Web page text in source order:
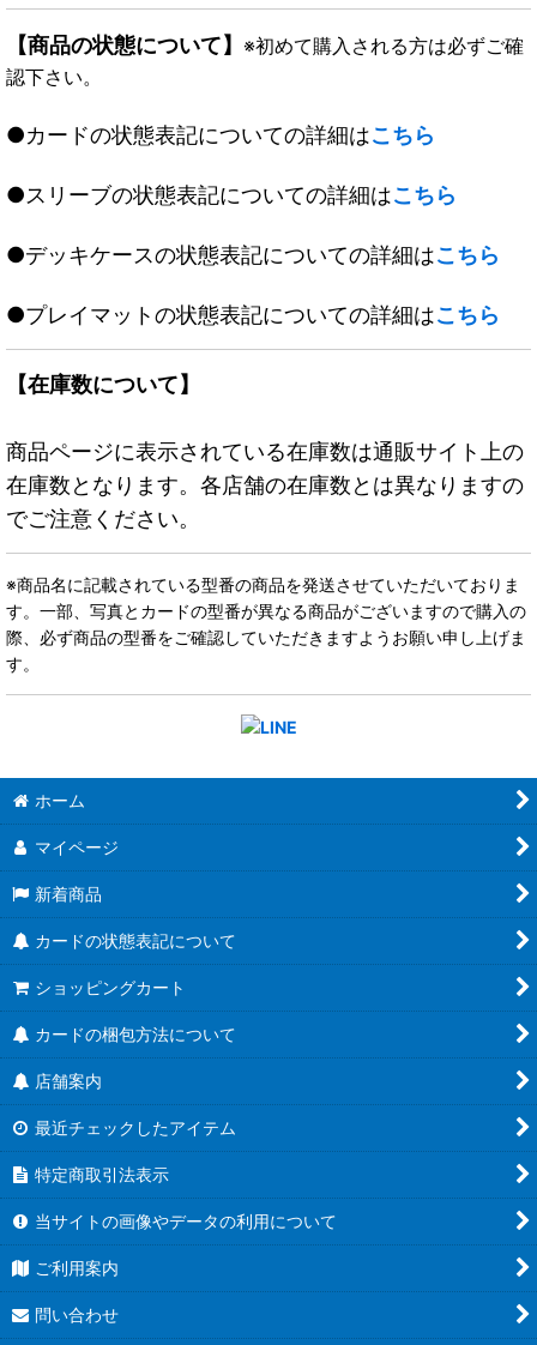
【商品の状態について】 ※初めて購入される方は必ずご確
認下さい。
●カードの状態表記についての詳細はこちら
●スリーブの状態表記についての詳細はこちら
●デッキケースの状態表記についての詳細はこちら
●プレイマットの状態表記についての詳細はこちら
【在庫数について】
商品ページに表示されている在庫数は通販サイト上の
在庫数となります。各店舗の在庫数とは異なりますの
でご注意ください。
※商品名に記載されている型番の商品を発送させていただいておりま
す。一部、写真とカードの型番が異なる商品がございますので購入の
際、必ず商品の型番をご確認していただきますようお願い申し上げま
す。
ホーム
マイページ
新着商品
カードの状態表記について
ショッピングカート
カードの梱包方法について
店舗案内
最近チェックしたアイテム
特定商取引法表示
当サイトの画像やデータの利用について
ご利用案内
問い合わせ